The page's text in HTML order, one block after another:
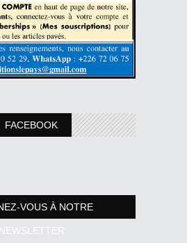
FACEBOOK
VOUS À NOTRE
NEWSLETTER